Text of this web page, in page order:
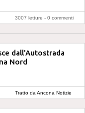
3007 letture - 0 commenti
dall'Autostrada
Nord
Tratto da Ancona Notizie